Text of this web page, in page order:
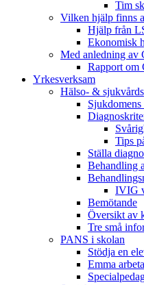
Tim
Vilken hjälp finns
Hjälp från
Ekonomisk
Med anledning
Rapport
Yrkesverksam
Hälso- &
Tips
Ställa
Behandling
IVIG
Bemötande
Översikt av
Tre små
PANS i skolan
Stödja en
Emma